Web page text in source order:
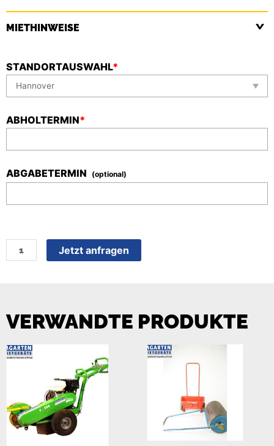
MIETHINWEISE
STANDORTAUSWAHL*
ABHOLTERMIN*
ABGABETERMIN (optional)
Jetzt anfragen
VERWANDTE PRODUKTE